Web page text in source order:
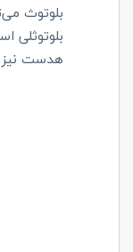
بلوتوث
هدست نیز